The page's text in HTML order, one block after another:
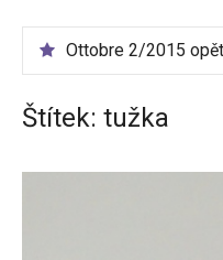
Štítek: tužka